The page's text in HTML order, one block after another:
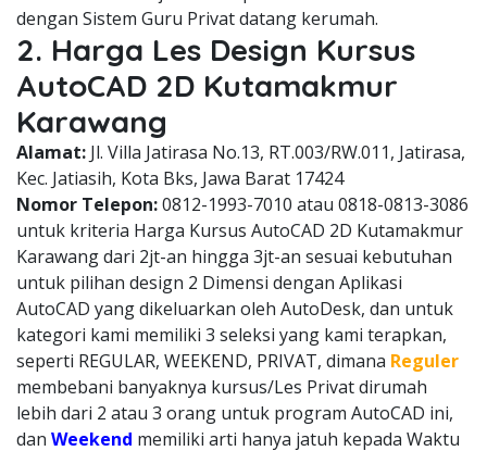
dengan Sistem Guru Privat datang kerumah.
2. Harga Les Design Kursus
AutoCAD 2D Kutamakmur
Karawang
Alamat: Jl. Villa Jatirasa No.13, RT.003/RW.011, Jatirasa,
Kec. Jatiasih, Kota Bks, Jawa Barat 17424
Nomor Telepon:0812-1993-7010 atau 0818-0813-3086
untuk kriteria Harga Kursus AutoCAD 2D Kutamakmur
Karawang dari 2jt-an hingga 3jt-an sesuai kebutuhan
untuk pilihan design 2 Dimensi dengan Aplikasi
AutoCAD yang dikeluarkan oleh AutoDesk, dan untuk
kategori kami memiliki 3 seleksi yang kami terapkan,
seperti REGULAR, WEEKEND, PRIVAT, dimana Reguler
membebani banyaknya kursus/Les Privat dirumah
lebih dari 2 atau 3 orang untuk program AutoCAD ini,
dan Weekend memiliki arti hanya jatuh kepada Waktu